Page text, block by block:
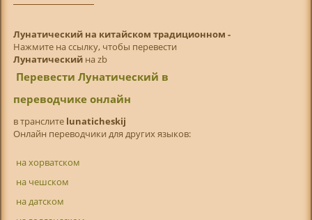
Лунатический на китайском традиционном -
Нажмите на ссылку, чтобы перевести
Лунатическийна zb
Перевести Лунатический в
переводчике онлайн
в транслитe lunaticheskij
Онлайн переводчики для других языков:
на хорватском
на чешском
на датском